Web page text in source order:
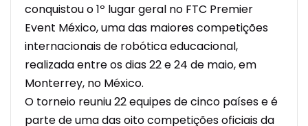
conquistou o 1º lugar geral no FTC Premier
Event México, uma das maiores competições
internacionais de robótica educacional,
realizada entre os dias 22 e 24 de maio, em
Monterrey, no México.
O torneio reuniu 22 equipes de cinco países e é
parte de uma das oito competições oficiais da